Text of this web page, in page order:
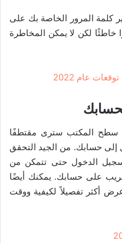
كلمة المرور الخاصة بك على
خاطئًا لكن لا يمكن المخاطرة
عام 2022
سطح المكتب سترى مقتطفًا
إلى حسابك. من الجيد التحقق
الدخول حتى تتمكن من
على حسابك. يمكنك أيضًا
أكثر تفصيلاً لكيفية ووقت